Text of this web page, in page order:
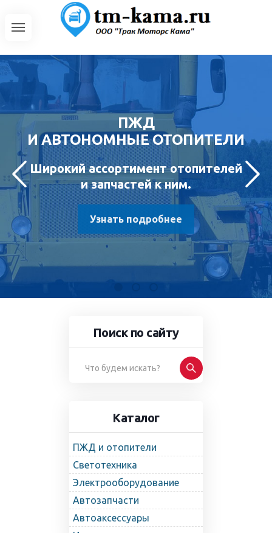
ПЖД
И АВТОНОМНЫЕ ОТОПИТЕЛИ
Широкий ассортимент отопителей
и запчастей к ним.
Узнать подробнее
Поиск по сайту
Каталог
ПЖД и отопители
Светотехника
Электрооборудование
Автозапчасти
Автоаксессуары